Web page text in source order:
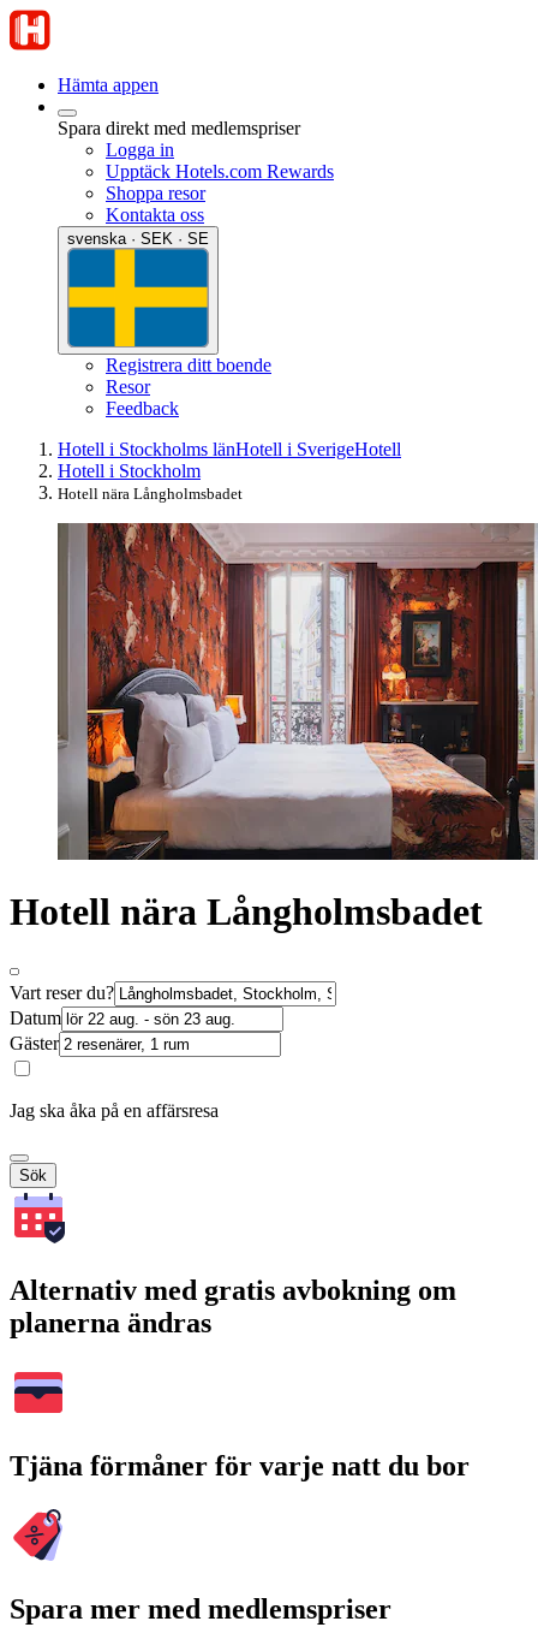
Hämta appen
Spara direkt med medlemspriser
Logga in
Upptäck Hotels.com Rewards
Shoppa resor
Kontakta oss
svenska · SEK · SE
Registrera ditt boende
Resor
Feedback
Hotell i Stockholms länHotell i SverigeHotell
Hotell i Stockholm
Hotell nära Långholmsbadet
Hotell nära Långholmsbadet
Vart reser du?
Datum
Gäster
Jag ska åka på en affärsresa
Sök
Alternativ med gratis avbokning om
planerna ändras
Tjäna förmåner för varje natt du bor
Spara mer med medlemspriser